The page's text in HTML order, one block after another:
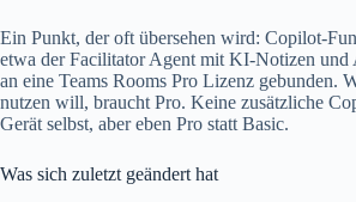
Ein Punkt, der oft übersehen wird: Copilot-
etwa der Facilitator Agent mit KI-Notizen und
an eine Teams Rooms Pro Lizenz gebunden.
nutzen will, braucht Pro. Keine zusätzliche
Gerät selbst, aber eben Pro statt Basic.
Was sich zuletzt geändert hat